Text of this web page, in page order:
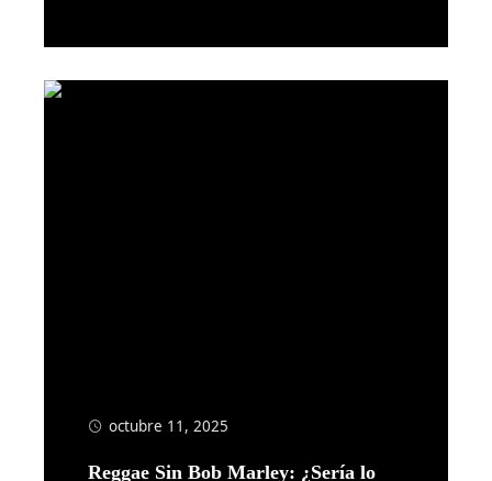
octubre 11, 2025
Reggae Sin Bob Marley: ¿Sería lo